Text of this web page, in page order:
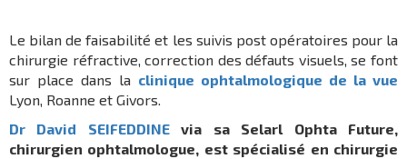
Le bilan de faisabilité et les suivis post opératoires pour la
chirurgie réfractive, correction des défauts visuels, se font
sur place dans la clinique ophtalmologique de la vue
Lyon, Roanne et Givors.
Dr David SEIFEDDINEvia sa Selarl Ophta Future,
chirurgien ophtalmologue, est spécialisé en chirurgie